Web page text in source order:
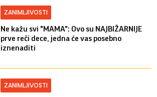
ZANIMLJIVOSTI
Ne kažu svi "MAMA": Ovo su NAJBIŽARNIJE
prve reči dece, jedna će vas posebno
iznenaditi
ZANIMLJIVOSTI